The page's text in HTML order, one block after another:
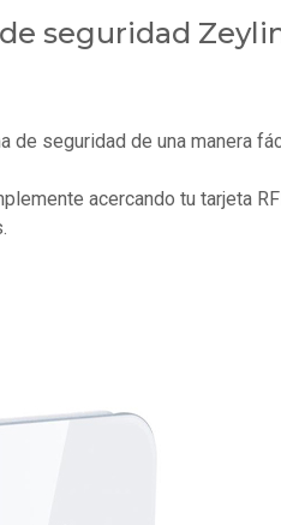
seguridad
seguridad de una manera
acercando tu tarjeta